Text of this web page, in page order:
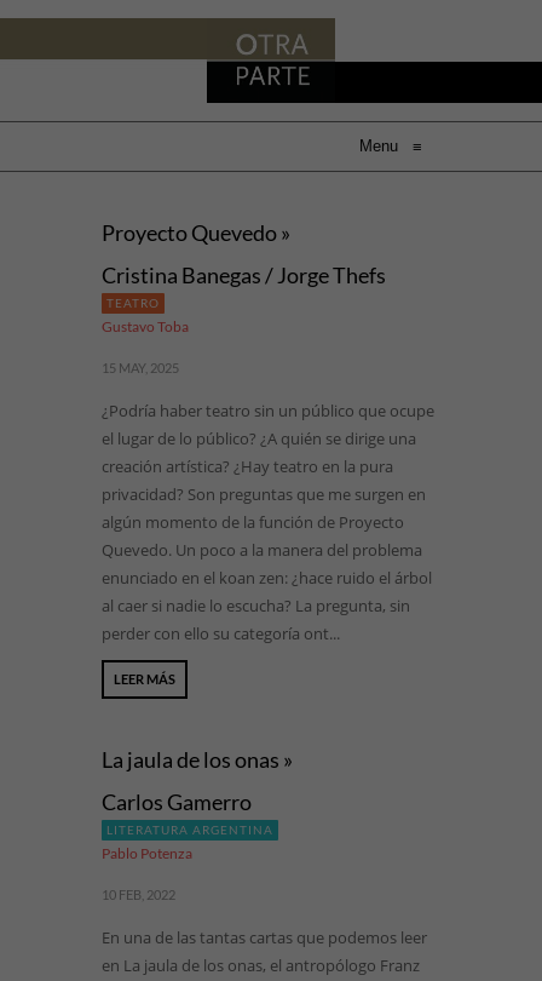
Menu ≡
Proyecto Quevedo »
Cristina Banegas / Jorge Thefs
TEATRO
Gustavo Toba
15 MAY, 2025
¿Podría haber teatro sin un público que ocupe
el lugar de lo público? ¿A quién se dirige una
creación artística? ¿Hay teatro en la pura
privacidad? Son preguntas que me surgen en
algún momento de la función de Proyecto
Quevedo. Un poco a la manera del problema
enunciado en el koan zen: ¿hace ruido el árbol
al caer si nadie lo escucha? La pregunta, sin
perder con ello su categoría ont...
LEER MÁS
La jaula de los onas »
Carlos Gamerro
LITERATURA ARGENTINA
Pablo Potenza
10 FEB, 2022
En una de las tantas cartas que podemos leer
en La jaula de los onas, el antropólogo Franz